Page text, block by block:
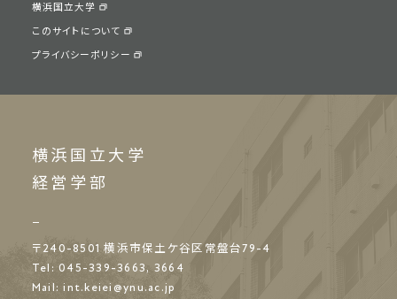
横浜国立大学
このサイトについて
プライバシーポリシー
横浜国立大学
経営学部
〒240-8501横浜市保土ケ谷区常盤台79-4
Tel: 045-339-3663, 3664
Mail:int.keiei@ynu.ac.jp